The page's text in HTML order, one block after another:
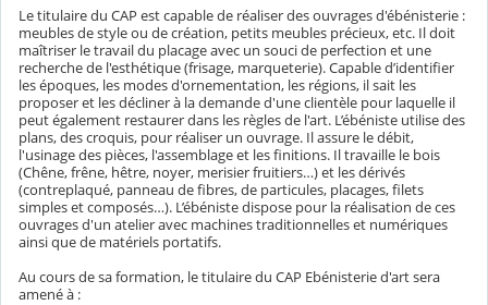
Le titulaire du CAP est capable de réaliser des ouvrages d'ébénisterie :
meubles de style ou de création, petits meubles précieux, etc. Il doit
maîtriser le travail du placage avec un souci de perfection et une
recherche de l'esthétique (frisage, marqueterie). Capable d’identifier
les époques, les modes d'ornementation, les régions, il sait les
proposer et les décliner à la demande d'une clientèle pour laquelle il
peut également restaurer dans les règles de l'art. L’ébéniste utilise des
plans, des croquis, pour réaliser un ouvrage. Il assure le débit,
l'usinage des pièces, l'assemblage et les finitions. Il travaille le bois
(Chêne, frêne, hêtre, noyer, merisier fruitiers…) et les dérivés
(contreplaqué, panneau de fibres, de particules, placages, filets
simples et composés…). L’ébéniste dispose pour la réalisation de ces
ouvrages d'un atelier avec machines traditionnelles et numériques
ainsi que de matériels portatifs.
Au cours de sa formation, le titulaire du CAP Ebénisterie d'art sera
amené à :